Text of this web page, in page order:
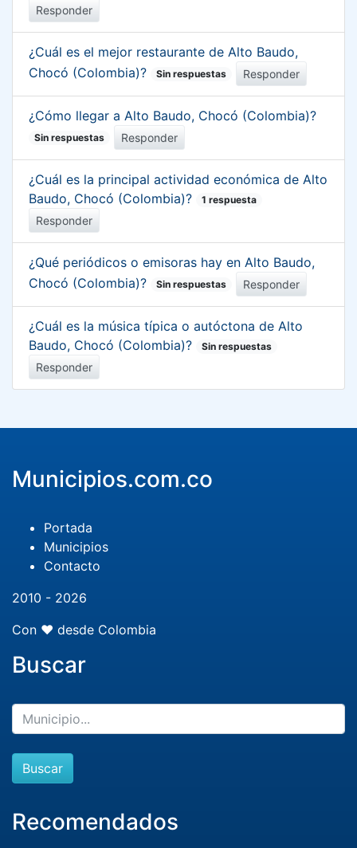
Responder
¿Cuál es el mejor restaurante de Alto Baudo,
Chocó (Colombia)?
Sin respuestas Responder
¿Cómo llegar a Alto Baudo, Chocó (Colombia)?
Sin respuestas Responder
¿Cuál es la principal actividad económica de Alto
Baudo, Chocó (Colombia)?
1 respuesta
Responder
¿Qué periódicos o emisoras hay en Alto Baudo,
Chocó (Colombia)?
Sin respuestas Responder
¿Cuál es la música típica o autóctona de Alto
Baudo, Chocó (Colombia)?
Sin respuestas
Responder
Municipios.com.co
Portada
Municipios
Contacto
2010 - 2026
Con ❤️ desde Colombia
Buscar
Buscar
Recomendados